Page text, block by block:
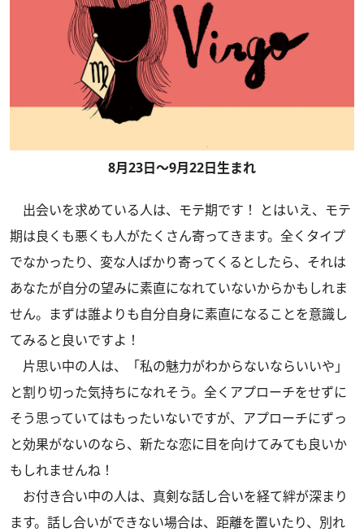
8月23日～9月22日生まれ
出会いを求めている人は、モテ期です！ とはいえ、モテ
期は良くも悪くも人がたくさん寄ってきます。全くタイプ
でなかったり、変な人ばかり寄ってくるとしたら、それは
あなたが自分の望みに素直になれていないからかもしれま
せん。まずは誰よりも自分自身に素直になることを意識し
てみると良いですよ！
片思い中の人は、「私の魅力がわからないならいいや」
と割り切った気持ちになれそう。全くアプローチをせずに
そう思っていてはもったいないですが、アプローチにずっ
と効果がないのなら、新たな恋に目を向けてみても良いか
もしれませんね！
お付き合い中の人は、真剣な話し合いを経て絆が深まり
ます。話し合いができない場合は、距離を置いたり、別れ